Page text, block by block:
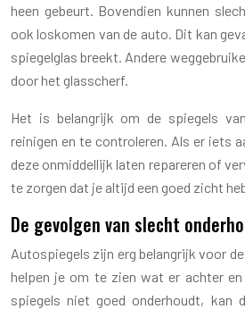
heen gebeurt. Bovendien kunnen
ook loskomen van de auto. Dit kan
spiegelglas breekt. Andere
door het glasscherf.
Het is belangrijk om de spiegels
reinigen en te controleren. Als er iets
deze onmiddellijk laten repareren of
te zorgen dat je altijd een goed zicht
De gevolgen van slecht
Autospiegels zijn erg belangrijk voor
helpen je om te zien wat er achter
spiegels niet goed onderhoudt, kan